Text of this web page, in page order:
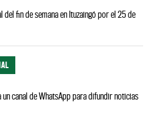
del fin de semana en Ituzaingó por el 25 de
un canal de WhatsApp para difundir noticias